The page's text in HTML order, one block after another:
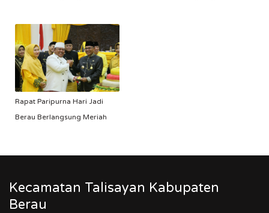
Rapat Paripurna Hari Jadi
Berau Berlangsung Meriah
Kecamatan Talisayan Kabupaten
Berau